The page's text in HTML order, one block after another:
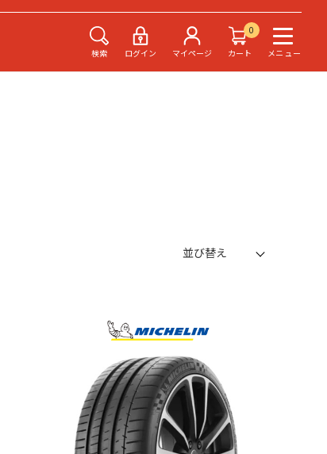
検索 ログイン マイページ
0
カート
メニュー